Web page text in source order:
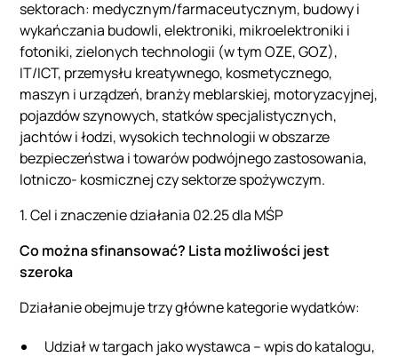
sektorach: medycznym/farmaceutycznym, budowy i
wykańczania budowli, elektroniki, mikroelektroniki i
fotoniki, zielonych technologii (w tym OZE, GOZ),
IT/ICT, przemysłu kreatywnego, kosmetycznego,
maszyn i urządzeń, branży meblarskiej, motoryzacyjnej,
pojazdów szynowych, statków specjalistycznych,
jachtów i łodzi, wysokich technologii w obszarze
bezpieczeństwa i towarów podwójnego zastosowania,
lotniczo- kosmicznej czy sektorze spożywczym.
1. Cel i znaczenie działania 02.25 dla MŚP
Co można sfinansować? Lista możliwości jest
szeroka
Działanie obejmuje trzy główne kategorie wydatków:
Udział w targach jako wystawca – wpis do katalogu,